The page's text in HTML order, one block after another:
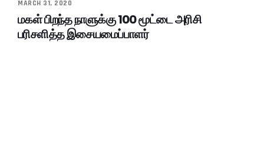
MARCH 31, 2020
மகள் பிறந்த நாளுக்கு 100 மூட்டை அரிசி
பரிசளித்த இசையமைப்பாளர்